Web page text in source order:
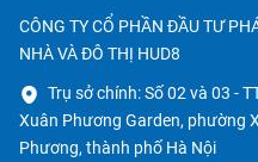
CÔNG TY CỔ PHẦN ĐẦU TƯ
NHÀ VÀ ĐÔ THỊ HUD8
Trụ sở chính: Số 02 và 03 -
Xuân Phương Garden, phường
Phương, thành phố Hà Nội